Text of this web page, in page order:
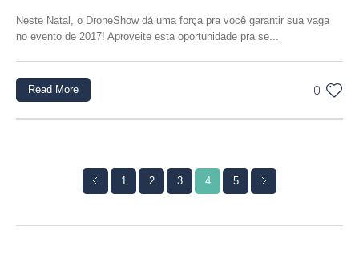
Neste Natal, o DroneShow dá uma força pra você garantir sua vaga
no evento de 2017! Aproveite esta oportunidade pra se...
0
Read More
1 2 3 4 5